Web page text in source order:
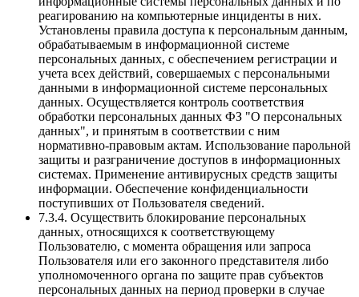
реагированию на компьютерные инциденты в них.
Установлены правила доступа к персональным данным,
обрабатываемым в информационной системе
персональных данных, с обеспечением регистрации и
учета всех действий, совершаемых с персональными
данными в информационной системе персональных
данных. Осуществляется контроль соответствия
обработки персональных данных ФЗ "О персональных
данных", и принятым в соответствии с ним
нормативно-правовым актам. Использование парольной
защиты и разграничение доступов в информационных
системах. Применение антивирусных средств защиты
информации. Обеспечение конфиденциальности
поступивших от Пользователя сведений.
7.3.4. Осуществить блокирование персональных
данных, относящихся к соответствующему
Пользователю, с момента обращения или запроса
Пользователя или его законного представителя либо
уполномоченного органа по защите прав субъектов
персональных данных на период проверки в случае